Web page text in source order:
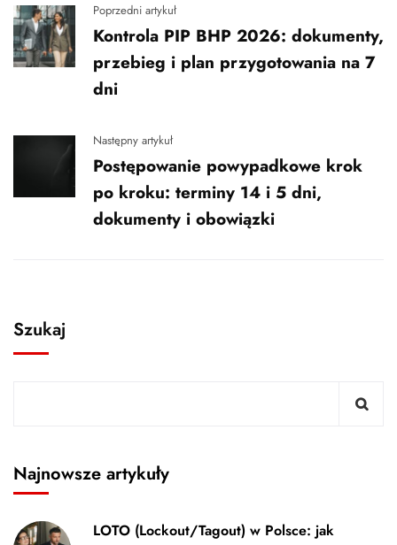
Poprzedni artykuł
Kontrola PIP BHP 2026: dokumenty,
przebieg i plan przygotowania na 7
dni
Następny artykuł
Postępowanie powypadkowe krok
po kroku: terminy 14 i 5 dni,
dokumenty i obowiązki
Szukaj
Najnowsze artykuły
LOTO (Lockout/Tagout) w Polsce: jak